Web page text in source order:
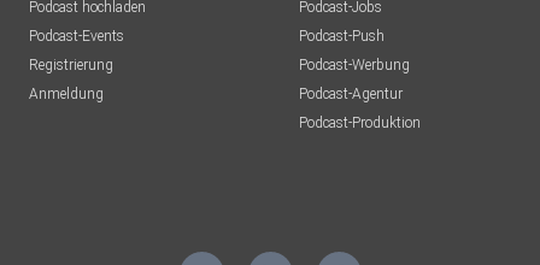
Podcast hochladen
Podcast-Events
Registrierung
Anmeldung
Podcast-Jobs
Podcast-Push
Podcast-Werbung
Podcast-Agentur
Podcast-Produktion